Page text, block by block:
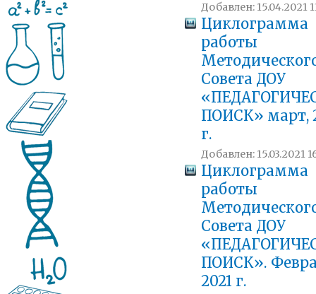
Добавлен: 15.04.2021
Циклограмма
работы
Совета ДОУ
ПОИСК» март,
г.
Добавлен: 15.03.2021
Циклограмма
работы
Совета ДОУ
ПОИСК».
2021 г.